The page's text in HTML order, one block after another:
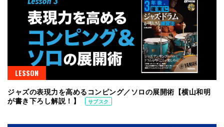
LESSON
ジャズの表現力を高めるコンピング／ソロの展開術【横山和明
が書き下ろし解説！】
サブスク